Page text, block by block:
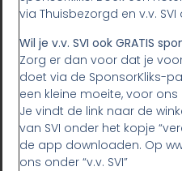
via Thuisbezorgd en v.v.
Wil je v.v. SVI ook GRATIS
Zorg er dan voor dat je
doet via de SponsorKliks-
een kleine moeite, voor
Je vindt de link naar de
van SVI onder het kopje
de app downloaden. Op
ons onder “v.v. SVI”